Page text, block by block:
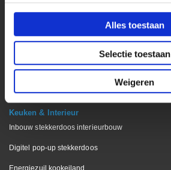
Alles toestaan
Selectie toestaan
Weigeren
Stekkerdoos voor op bureau
Keuken & Interieur
Inbouw stekkerdoos interieurbouw
Digitel pop-up stekkerdoos
Energiezuil kookeiland